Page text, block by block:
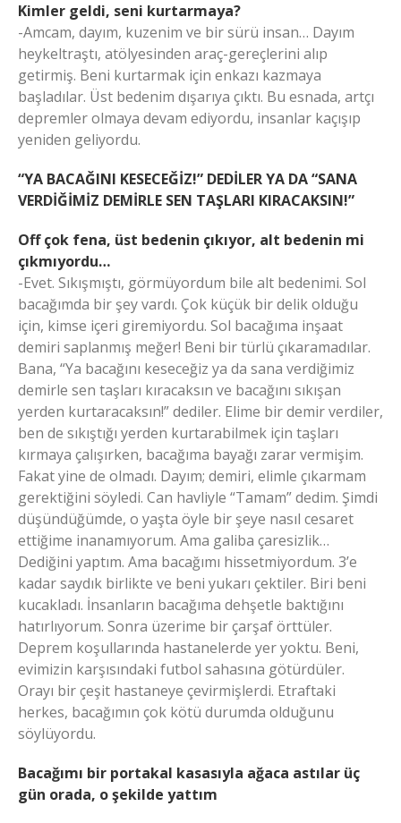
Kimler geldi, seni kurtarmaya?
-Amcam, dayım, kuzenim ve bir sürü insan… Dayım
heykeltraştı, atölyesinden araç-gereçlerini alıp
getirmiş. Beni kurtarmak için enkazı kazmaya
başladılar. Üst bedenim dışarıya çıktı. Bu esnada, artçı
depremler olmaya devam ediyordu, insanlar kaçışıp
yeniden geliyordu.
“YA BACAĞINI KESECEĞİZ!” DEDİLER YA DA “SANA
VERDİĞİMİZ DEMİRLE SEN TAŞLARI KIRACAKSIN!”
Off çok fena, üst bedenin çıkıyor, alt bedenin mi
çıkmıyordu…
-Evet. Sıkışmıştı, görmüyordum bile alt bedenimi. Sol
bacağımda bir şey vardı. Çok küçük bir delik olduğu
için, kimse içeri giremiyordu. Sol bacağıma inşaat
demiri saplanmış meğer! Beni bir türlü çıkaramadılar.
Bana, “Ya bacağını keseceğiz ya da sana verdiğimiz
demirle sen taşları kıracaksın ve bacağını sıkışan
yerden kurtaracaksın!” dediler. Elime bir demir verdiler,
ben de sıkıştığı yerden kurtarabilmek için taşları
kırmaya çalışırken, bacağıma bayağı zarar vermişim.
Fakat yine de olmadı. Dayım; demiri, elimle çıkarmam
gerektiğini söyledi. Can havliyle “Tamam” dedim. Şimdi
düşündüğümde, o yaşta öyle bir şeye nasıl cesaret
ettiğime inanamıyorum. Ama galiba çaresizlik…
Dediğini yaptım. Ama bacağımı hissetmiyordum. 3’e
kadar saydık birlikte ve beni yukarı çektiler. Biri beni
kucakladı. İnsanların bacağıma dehşetle baktığını
hatırlıyorum. Sonra üzerime bir çarşaf örttüler.
Deprem koşullarında hastanelerde yer yoktu. Beni,
evimizin karşısındaki futbol sahasına götürdüler.
Orayı bir çeşit hastaneye çevirmişlerdi. Etraftaki
herkes, bacağımın çok kötü durumda olduğunu
söylüyordu.
Bacağımı bir portakal kasasıyla ağaca astılar üç
gün orada, o şekilde yattım